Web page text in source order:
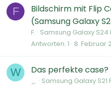
F
Bildschirm mit Flip
(Samsung Galaxy
F. Samsung Galaxy S24
Antworten 1 8. Februar
W Das perfekte case?
_. Samsung Galaxy S21